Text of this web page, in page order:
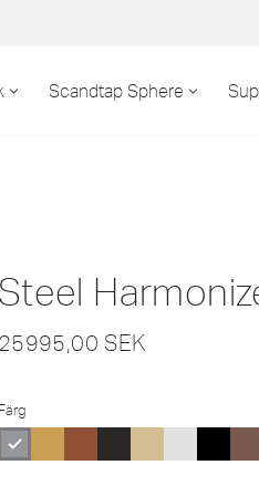
Scandtap Sphere
Steel
25995,00 SEK
Färg